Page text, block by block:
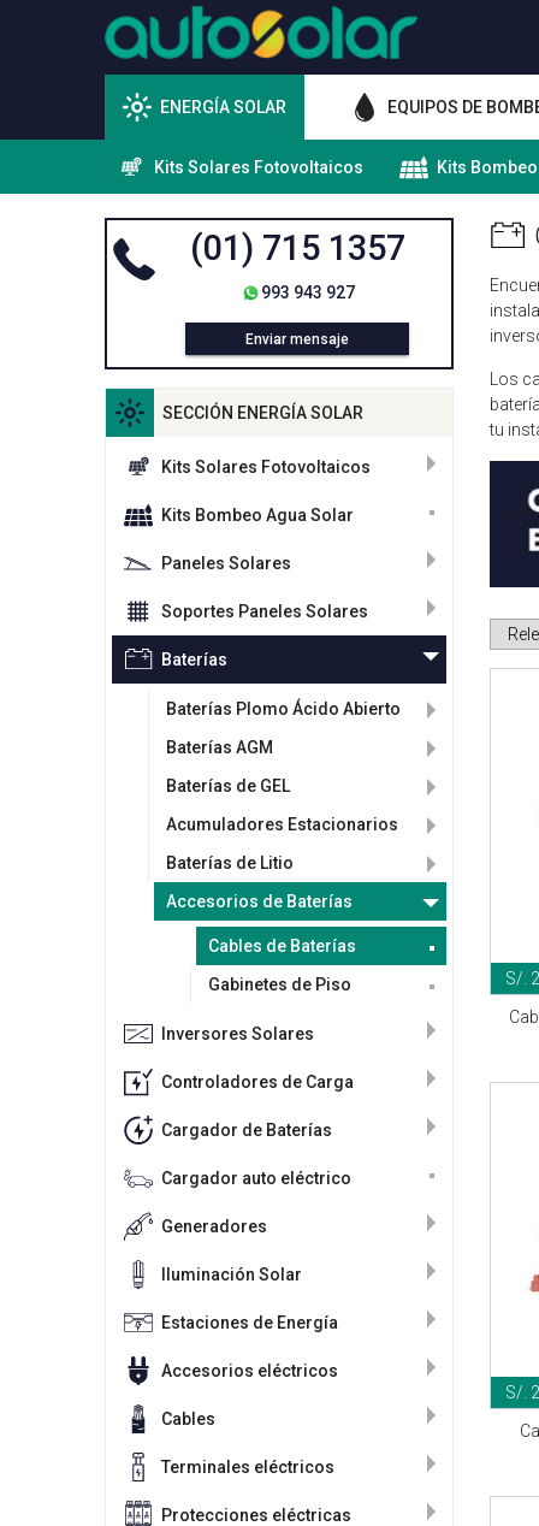
ENERGÍA SOLAR EQUIPOS DE
Kits Solares Fotovoltaicos Kits
(01) 715 1357
993 943 927
Enviar mensaje
SECCIÓN ENERGÍA SOLAR
Kits Solares Fotovoltaicos
Kits Bombeo Agua Solar
Paneles Solares
Soportes Paneles Solares
Baterías
Baterías Plomo Ácido Abierto
Baterías AGM
Baterías de GEL
Acumuladores Estacionarios
Baterías de Litio
Accesorios de Baterías
Cables de Baterías
Gabinetes de Piso
Inversores Solares
Controladores de Carga
Cargador de Baterías
Cargador auto eléctrico
Generadores
Iluminación Solar
Estaciones de Energía
Accesorios eléctricos
Cables
Terminales eléctricos
Protecciones eléctricas
Los
tu
S/.
S/.